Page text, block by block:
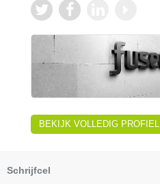
BEKIJK VOLLEDIG PROFIEL
Schrijfcel